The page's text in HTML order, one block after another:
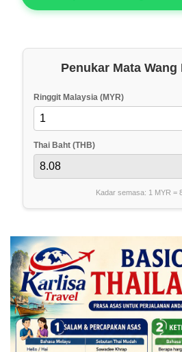
Penukar Mata
Ringgit Malaysia (MYR)
Thai Baht (THB)
Kadar semasa: 1 MYR =